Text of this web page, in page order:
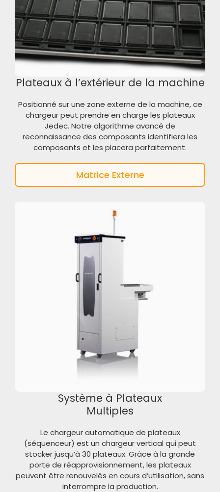
Plateaux à l’extérieur de la machine
Positionné sur une zone externe de la machine, ce
chargeur peut prendre en charge les plateaux
Jedec. Notre algorithme avancé de
reconnaissance des composants identifiera les
composants et les placera parfaitement.
Matrice Externe
Système à Plateaux
Multiples
Le chargeur automatique de plateaux
(séquenceur) est un chargeur vertical qui peut
stocker jusqu’à 30 plateaux. Grâce à la grande
porte de réapprovisionnement, les plateaux
peuvent être renouvelés en cours d’utilisation, sans
interrompre la production.